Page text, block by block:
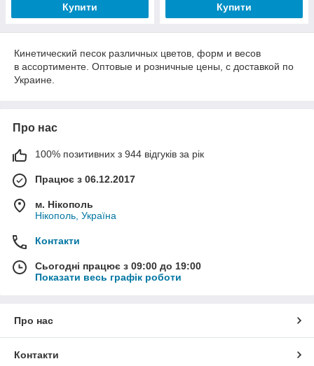
Купити Купити
Кинетический песок различных цветов, форм и весов
в ассортименте. Оптовые и розничные цены, с доставкой по
Украине.
Про нас
100% позитивних з 944 відгуків за рік
Працює з 06.12.2017
м. Нікополь
Нікополь, Україна
Контакти
Сьогодні працює з 09:00 до 19:00
Показати весь графік роботи
Про нас
Контакти